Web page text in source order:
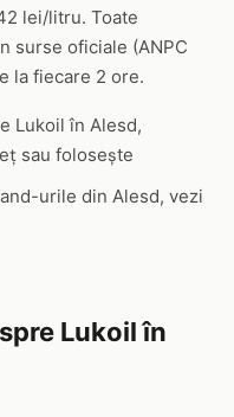
lei/litru. Toate
surse oficiale (ANPC
la fiecare 2 ore.
Lukoil în Alesd,
sau folosește
urile din Alesd, vezi
Lukoil în